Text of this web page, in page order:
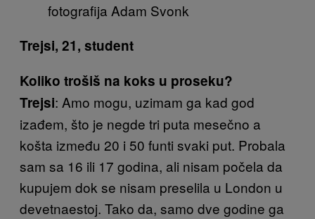
fotografija Adam Svonk
Trejsi, 21, student
Koliko trošiš na koks u proseku?
Trejsi: Amo mogu, uzimam ga kad god
izađem, što je negde tri puta mesečno a
košta između 20 i 50 funti svaki put. Probala
sam sa 16 ili 17 godina, ali nisam počela da
kupujem dok se nisam preselila u London u
devetnaestoj. Tako da, samo dve godine ga